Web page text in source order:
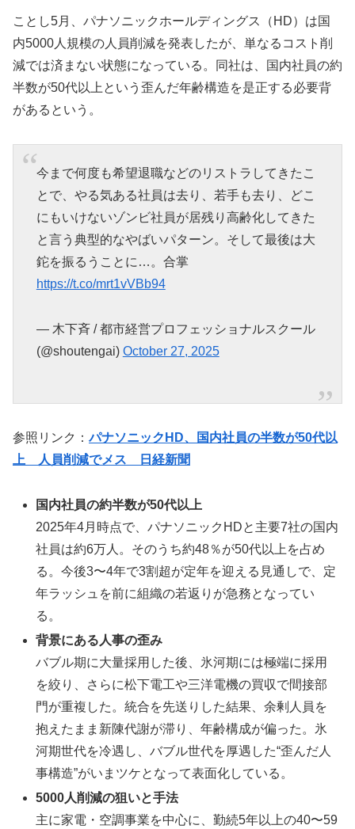
ことし5月、パナソニックホールディングス（HD）は国
内5000人規模の人員削減を発表したが、単なるコスト削
減では済まない状態になっている。同社は、国内社員の約
半数が50代以上という歪んだ年齢構造を是正する必要背
があるという。
今まで何度も希望退職などのリストラしてきたこ
とで、やる気ある社員は去り、若手も去り、どこ
にもいけないゾンビ社員が居残り高齢化してきた
と言う典型的なやばいパターン。そして最後は大
鉈を振るうことに…。合掌
https://t.co/mrt1vVBb94
— 木下斉 / 都市経営プロフェッショナルスクール
(@shoutengai) October 27, 2025
参照リンク：パナソニックHD、国内社員の半数が50代以
上 人員削減でメス 日経新聞
国内社員の約半数が50代以上
2025年4月時点で、パナソニックHDと主要7社の国内
社員は約6万人。そのうち約48％が50代以上を占め
る。今後3〜4年で3割超が定年を迎える見通しで、定
年ラッシュを前に組織の若返りが急務となってい
る。
背景にある人事の歪み
バブル期に大量採用した後、氷河期には極端に採用
を絞り、さらに松下電工や三洋電機の買収で間接部
門が重複した。統合を先送りした結果、余剰人員を
抱えたまま新陳代謝が滞り、年齢構成が偏った。氷
河期世代を冷遇し、バブル世代を厚遇した“歪んだ人
事構造”がいまツケとなって表面化している。
5000人削減の狙いと手法
主に家電・空調事業を中心に、勤続5年以上の40〜59